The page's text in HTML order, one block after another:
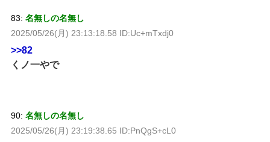
83: 名無しの名無し
2025/05/26(月) 23:13:18.58 ID:Uc+mTxdj0
>>82
くノ一やで
90: 名無しの名無し
2025/05/26(月) 23:19:38.65 ID:PnQgS+cL0